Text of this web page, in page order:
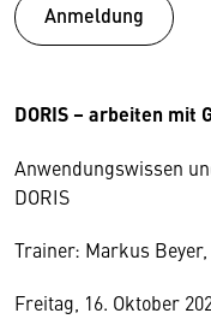
Anmeldung
DORIS – arbeiten mit
Anwendungswissen
DORIS
Trainer: Markus
Freitag, 16. Oktober